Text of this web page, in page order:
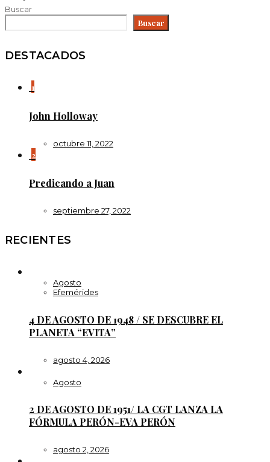
Buscar
Buscar
DESTACADOS
1
John Holloway
octubre 11, 2022
2
Predicando a Juan
septiembre 27, 2022
RECIENTES
Agosto
Efemérides
4 DE AGOSTO DE 1948 / SE DESCUBRE EL
PLANETA “EVITA”
agosto 4, 2026
Agosto
2 DE AGOSTO DE 1951/ LA CGT LANZA LA
FÓRMULA PERÓN-EVA PERÓN
agosto 2, 2026